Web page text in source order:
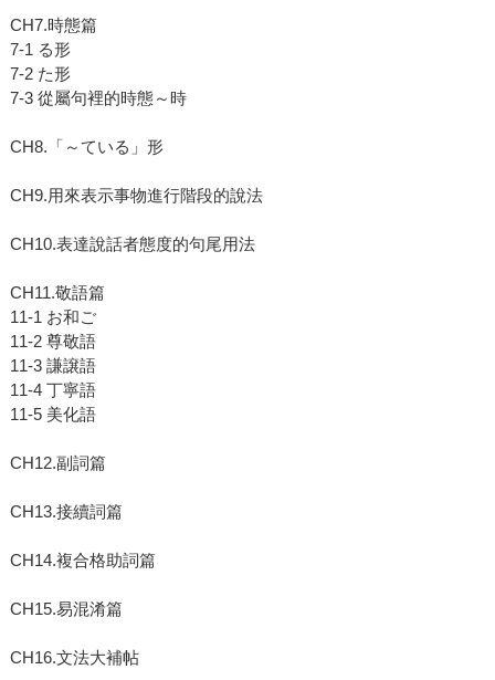
CH7.時態篇
7-1 る形
7-2 た形
7-3 從屬句裡的時態～時
CH8.「～ている」形
CH9.用來表示事物進行階段的說法
CH10.表達說話者態度的句尾用法
CH11.敬語篇
11-1 お和ご
11-2 尊敬語
11-3 謙譲語
11-4 丁寧語
11-5 美化語
CH12.副詞篇
CH13.接續詞篇
CH14.複合格助詞篇
CH15.易混淆篇
CH16.文法大補帖